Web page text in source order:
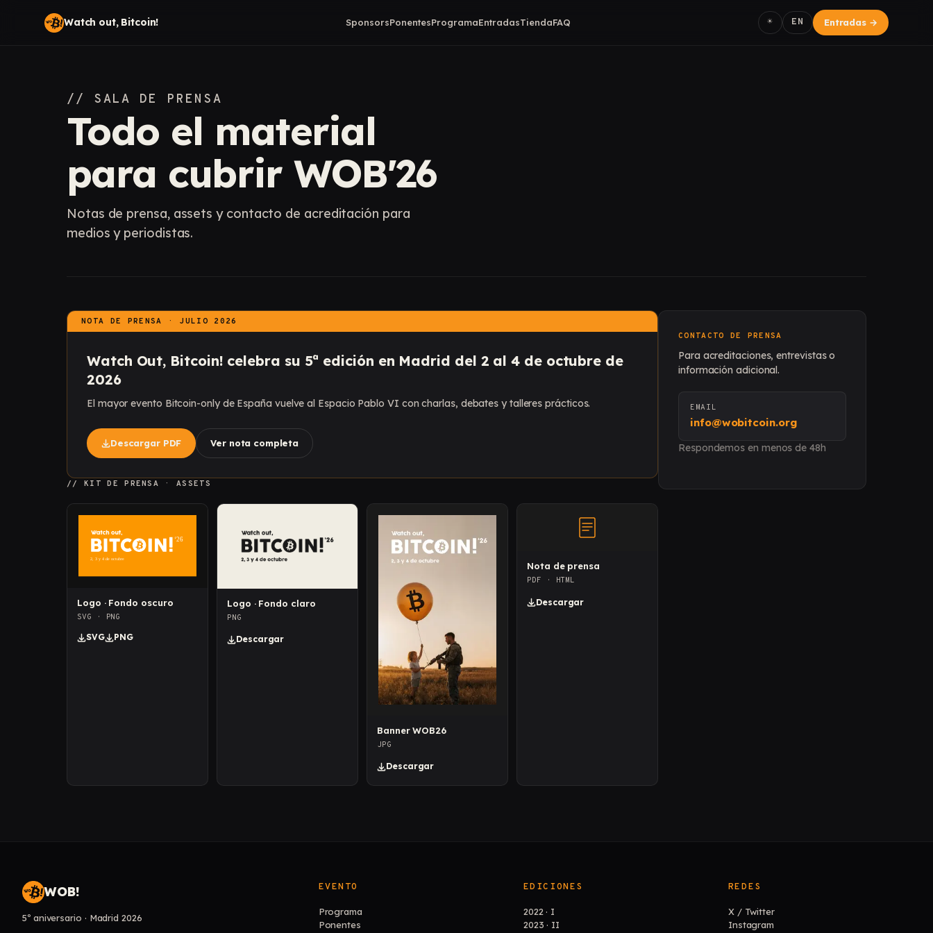
Watch out, Bitcoin! SponsorsPonentesProgramaEntradasTiendaFAQ ☀ EN Entradas →
// SALA DE PRENSA
Todo el material
para cubrir WOB'26
Notas de prensa, assets y contacto de acreditación para
medios y periodistas.
NOTA DE PRENSA · JULIO 2026
Watch Out, Bitcoin! celebra su 5ª edición en Madrid del 2 al 4 de octubre de
2026
El mayor evento Bitcoin-only de España vuelve al Espacio Pablo VI con charlas, debates y talleres prácticos.
Descargar PDF Ver nota completa
// KIT DE PRENSA · ASSETS
Logo · Fondo oscuro
SVG · PNG
SVG PNG
Logo · Fondo claro
PNG
Descargar
Banner WOB26
JPG
Descargar
Nota de prensa
PDF · HTML
Descargar
CONTACTO DE PRENSA
Para acreditaciones, entrevistas o
información adicional.
EMAIL
info@wobitcoin.org
Respondemos en menos de 48h
WOB!
5º aniversario · Madrid 2026
EVENTO
Programa
Ponentes
EDICIONES
2022 · I
2023 · II
REDES
X / Twitter
Instagram